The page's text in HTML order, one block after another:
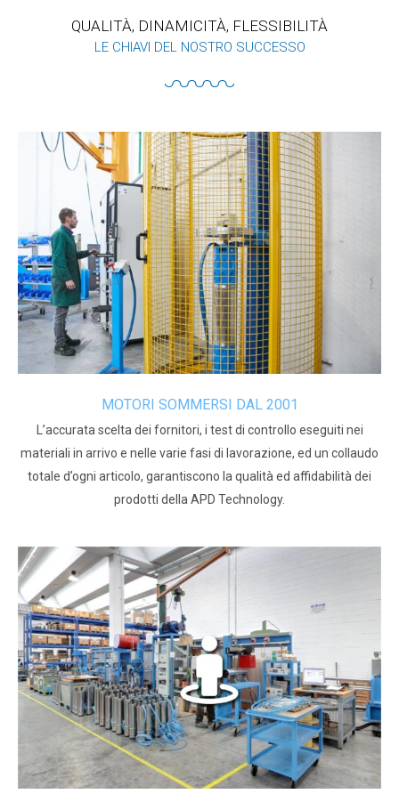
QUALITÀ, DINAMICITÀ, FLESSIBILITÀ
LE CHIAVI DEL NOSTRO SUCCESSO
MOTORI SOMMERSI DAL 2001
L’accurata scelta dei fornitori, i test di controllo eseguiti nei
materiali in arrivo e nelle varie fasi di lavorazione, ed un collaudo
totale d’ogni articolo, garantiscono la qualità ed affidabilità dei
prodotti della APD Technology.